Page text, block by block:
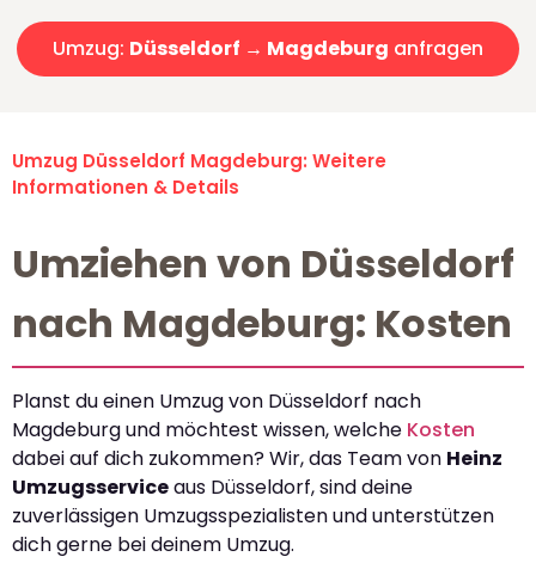
Umzug: Düsseldorf → Magdeburg anfragen
Umzug Düsseldorf Magdeburg: Weitere
Informationen & Details
Umziehen von Düsseldorf
nach Magdeburg: Kosten
Planst du einen Umzug von Düsseldorf nach
Magdeburg und möchtest wissen, welche Kosten
dabei auf dich zukommen? Wir, das Team von Heinz
Umzugsserviceaus Düsseldorf, sind deine
zuverlässigen Umzugsspezialisten und unterstützen
dich gerne bei deinem Umzug.